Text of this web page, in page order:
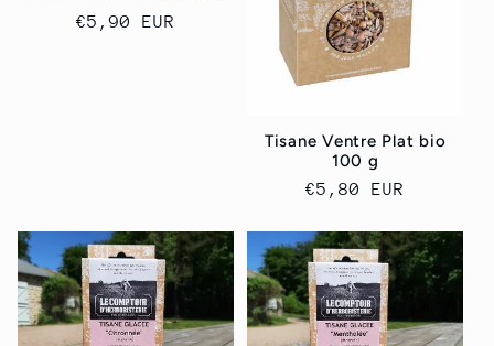
Normaler
€5,90 EUR
Tisane Ventre Plat bio
100 g
Normaler
€5,80 EUR